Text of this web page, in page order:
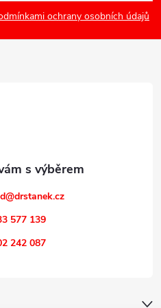
ochrany osobních údajů
@drstanek.cz
577 139
242 087